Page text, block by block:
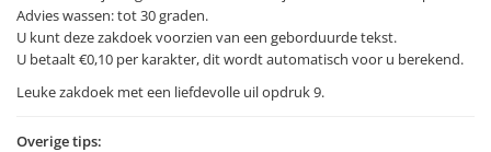
Advies wassen: tot 30 graden.
U kunt deze zakdoek voorzien van een geborduurde tekst.
U betaalt €0,10 per karakter, dit wordt automatisch voor u berekend.
Leuke zakdoek met een liefdevolle uil opdruk 9.
Overige tips: